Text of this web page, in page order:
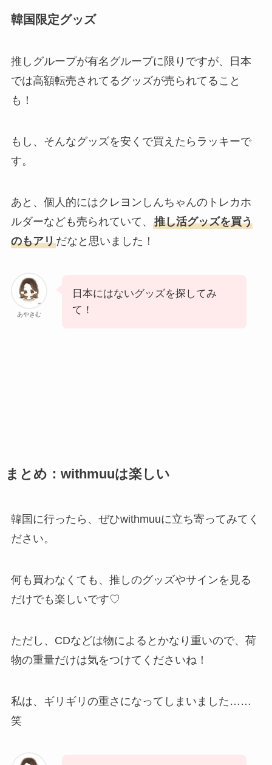
韓国限定グッズ
推しグループが有名グループに限りですが、日本
では高額転売されてるグッズが売られてること
も！
もし、そんなグッズを安くで買えたらラッキーで
す。
あと、個人的にはクレヨンしんちゃんのトレカホ
ルダーなども売られていて、 推し活グッズを買う
のもアリだなと思いました！
あやきむ
日本にはないグッズを探してみ
て！
まとめ：withmuuは楽しい
韓国に行ったら、ぜひwithmuuに立ち寄ってみてく
ださい。
何も買わなくても、推しのグッズやサインを見る
だけでも楽しいです♡
ただし、CDなどは物によるとかなり重いので、荷
物の重量だけは気をつけてくださいね！
私は、ギリギリの重さになってしまいました……
笑